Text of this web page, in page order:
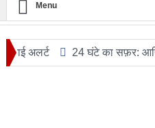
Menu
24 घंटे का सफ़र: आखिर कब